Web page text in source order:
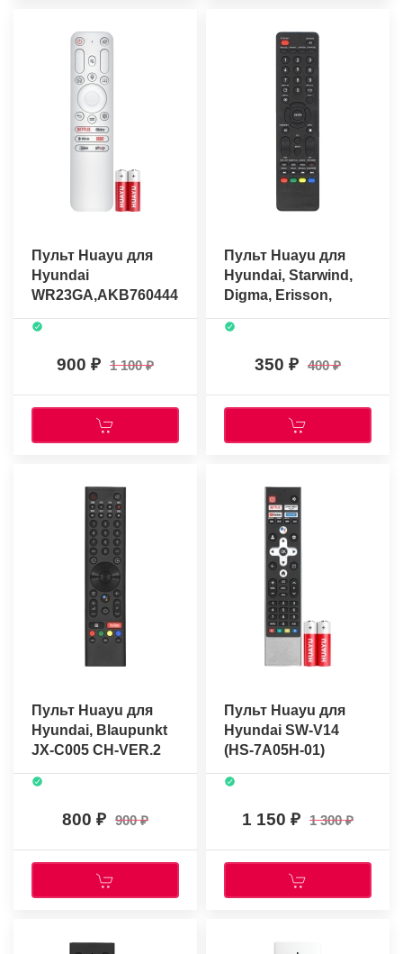
Пульт Huayu для
Hyundai
WR23GA,AKB76044413
(BOX) (голосовое
управление) +
батарейки
900 1 100
Пульт Huayu для
Hyundai, Starwind,
Digma, Erisson,
RS53DCG (H-
LED50F452BS2)
(HOB2269 в
коробке)
350 400
Пульт Huayu для
Hyundai, Blaupunkt
JX-C005 CH-VER.2
(H-LED32ES5008)
(голосовое
управление)
800 900
Пульт Huayu для
Hyundai SW-V14
(HS-7A05H-01)
(голосовое
управление)
1 150 1 300